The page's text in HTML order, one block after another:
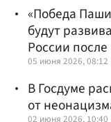
«Победа
будут
России
05 июня 2026, 08:12
В Госдуме
от
02 июня 2026, 10:40